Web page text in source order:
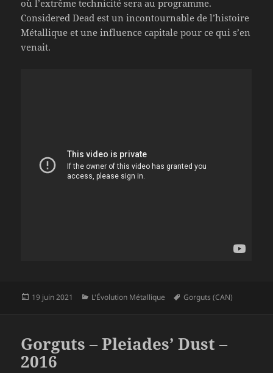
où l’extrême technicité sera au programme.
Considered Dead est un incontournable de l’histoire
Métallique et une influence capitale pour ce qui s’en
venait.
Publié
19 juin 2021 Catégories
L'Évolution Métallique
Mots-
Gorguts (CAN)
Gorguts – Pleiades’ Dust –
2016